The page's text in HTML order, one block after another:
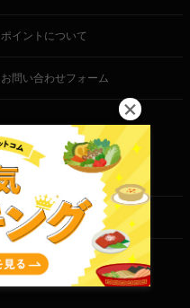
ポイントについて
お問い合わせフォーム
ご利用規約
特定商取引法に基づく表記